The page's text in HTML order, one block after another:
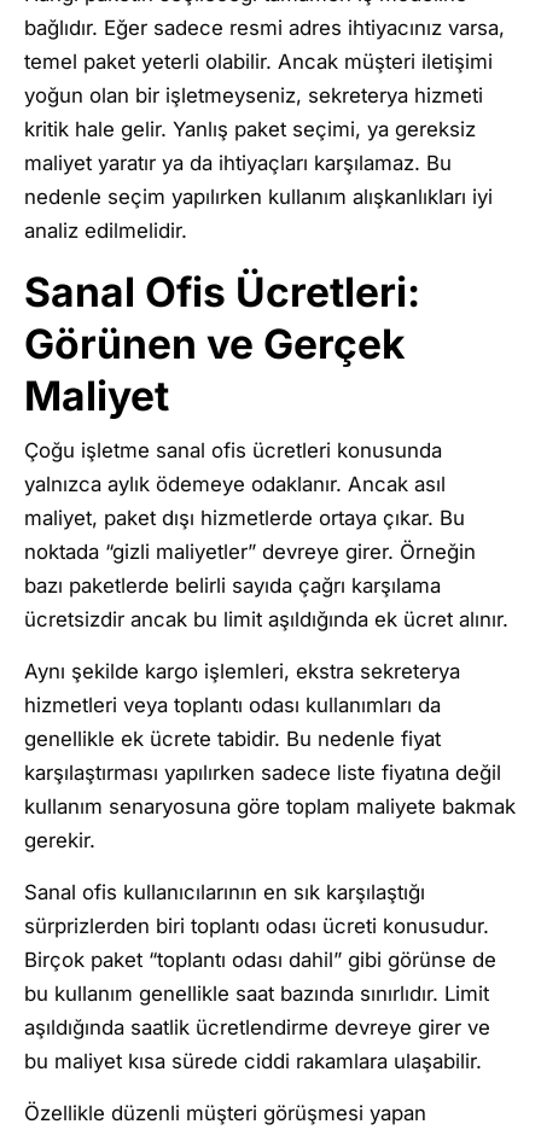
bağlıdır. Eğer sadece resmi adres ihtiyacınız varsa,
temel paket yeterli olabilir. Ancak müşteri iletişimi
yoğun olan bir işletmeyseniz, sekreterya hizmeti
kritik hale gelir. Yanlış paket seçimi, ya gereksiz
maliyet yaratır ya da ihtiyaçları karşılamaz. Bu
nedenle seçim yapılırken kullanım alışkanlıkları iyi
analiz edilmelidir.
Sanal Ofis Ücretleri:
Görünen ve Gerçek
Maliyet
Çoğu işletme sanal ofis ücretleri konusunda
yalnızca aylık ödemeye odaklanır. Ancak asıl
maliyet, paket dışı hizmetlerde ortaya çıkar. Bu
noktada “gizli maliyetler” devreye girer. Örneğin
bazı paketlerde belirli sayıda çağrı karşılama
ücretsizdir ancak bu limit aşıldığında ek ücret alınır.
Aynı şekilde kargo işlemleri, ekstra sekreterya
hizmetleri veya toplantı odası kullanımları da
genellikle ek ücrete tabidir. Bu nedenle fiyat
karşılaştırması yapılırken sadece liste fiyatına değil
kullanım senaryosuna göre toplam maliyete bakmak
gerekir.
Sanal ofis kullanıcılarının en sık karşılaştığı
sürprizlerden biri toplantı odası ücreti konusudur.
Birçok paket “toplantı odası dahil” gibi görünse de
bu kullanım genellikle saat bazında sınırlıdır. Limit
aşıldığında saatlik ücretlendirme devreye girer ve
bu maliyet kısa sürede ciddi rakamlara ulaşabilir.
Özellikle düzenli müşteri görüşmesi yapan